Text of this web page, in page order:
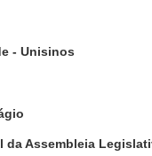
- Unisinos
Assembleia